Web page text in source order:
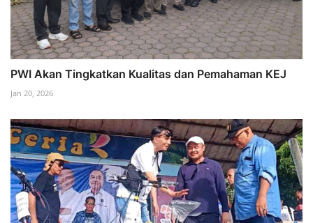
PWI Akan Tingkatkan Kualitas dan Pemahaman KEJ
Jan 20, 2026